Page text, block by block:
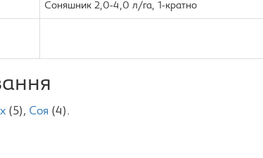
Соняшник 2,0-4,0 л/га, 1-кратно
(5), Соя (4).